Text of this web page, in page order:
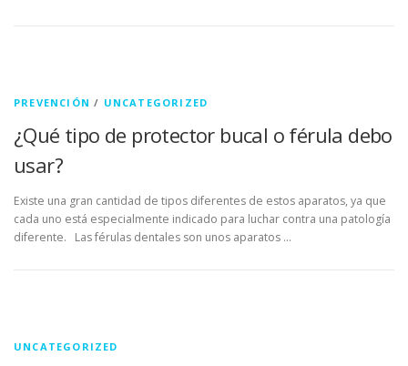
PREVENCIÓN / UNCATEGORIZED
¿Qué tipo de protector bucal o férula debo
usar?
Existe una gran cantidad de tipos diferentes de estos aparatos, ya que
cada uno está especialmente indicado para luchar contra una patología
diferente. Las férulas dentales son unos aparatos …
UNCATEGORIZED